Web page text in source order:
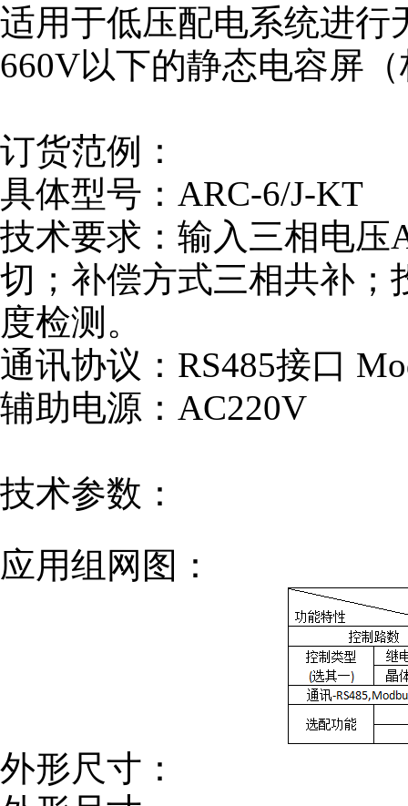
适用于低压配电系统进行
660V以下的静态电容屏
订货范例：
具体型号：ARC-6/J-KT
技术要求：输入三相电压
切；补偿方式三相共补；
度检测。
通讯协议：RS485接口
辅助电源：AC220V
技术参数：
应用组网图：
外形尺寸：